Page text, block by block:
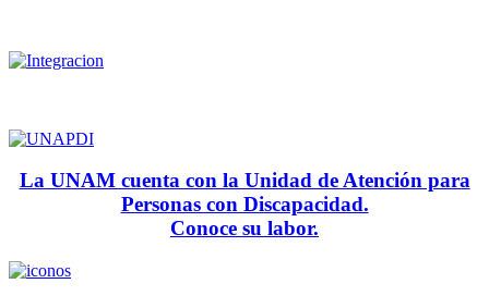
La UNAM cuenta con la Unidad de Atención para
Personas con Discapacidad.
Conoce su labor.